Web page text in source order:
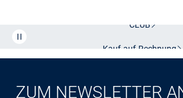
CLUB
Kauf auf Rechnung
ZUM NEWSLETTER